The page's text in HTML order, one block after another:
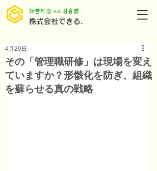
株式会社できる.
​経営理念 ×人財育成
その「管理職研修」は現場を変え
ていますか？形骸化を防ぎ、組織
を蘇らせる真の戦略
4月29日